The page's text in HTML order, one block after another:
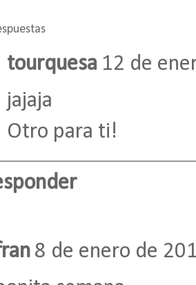
tourquesa 12 de
jajaja
Otro para ti!
8 de enero de